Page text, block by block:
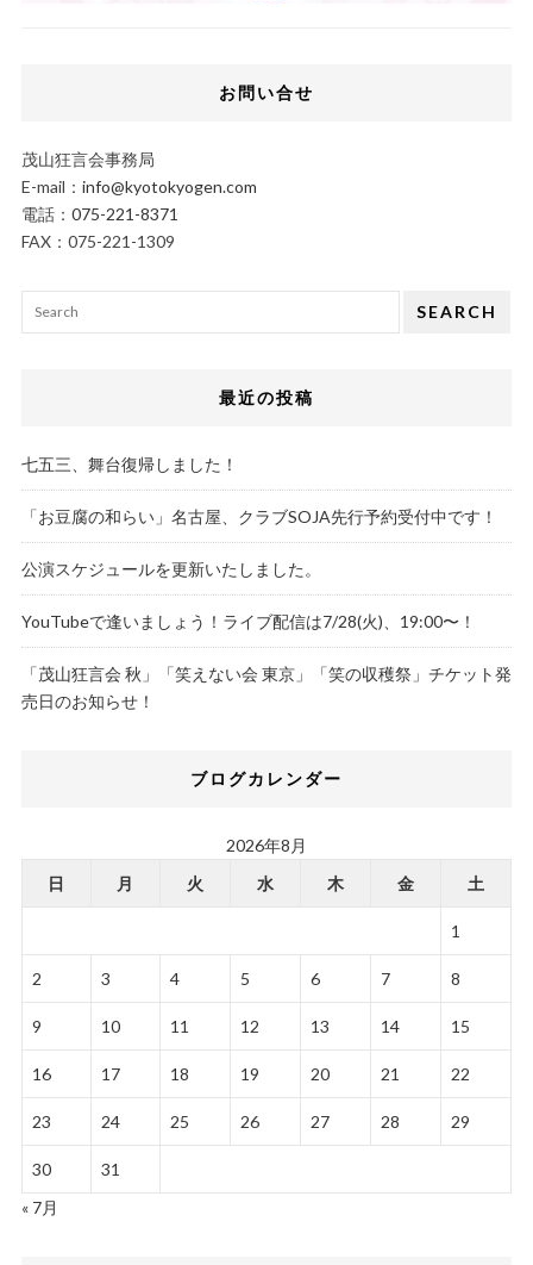
お問い合せ
茂山狂言会事務局
E-mail： info@kyotokyogen.com
電話： 075-221-8371
FAX：075-221-1309
SEARCH
最近の投稿
七五三、舞台復帰しました！
「お豆腐の和らい」名古屋、クラブSOJA先行予約受付中です！
公演スケジュールを更新いたしました。
YouTubeで逢いましょう！ライブ配信は7/28(火)、19:00〜！
「茂山狂言会 秋」「笑えない会 東京」「笑の収穫祭」チケット発
売日のお知らせ！
ブログカレンダー
2026年8月
日
月 火 水 木 金 土
1
2 3 4 5 6 7 8
9 10 11 12 13 14 15
16 17 18 19 20 21 22
23 24 25 26 27 28 29
30
31
« 7月